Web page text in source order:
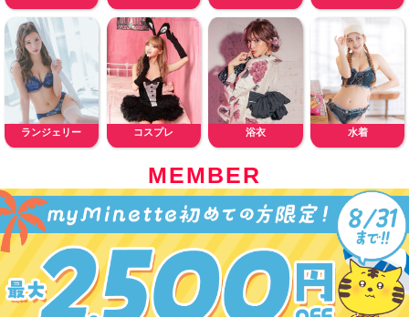
ランジェリー コスプレ 浴衣 水着
MEMBER